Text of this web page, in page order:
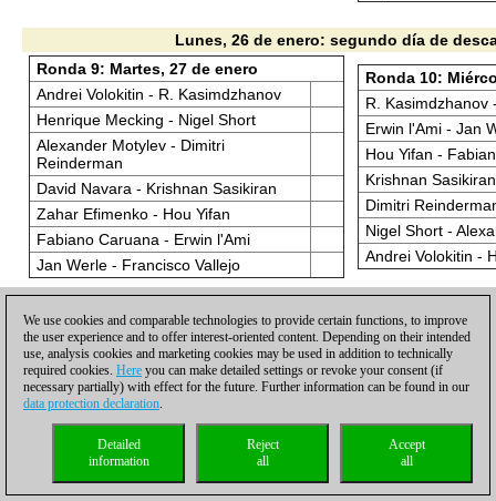
Lunes, 26 de enero: segundo día de
Ronda 9: Martes, 27 de enero
Andrei Volokitin - R. Kasimdzhanov
Henrique Mecking - Nigel Short
Alexander Motylev - Dimitri
Reinderman
David Navara - Krishnan Sasikiran
Zahar Efimenko - Hou Yifan
Fabiano Caruana - Erwin l'Ami
Jan Werle - Francisco Vallejo
Ronda 10:
R. Kasimdzhanov
Erwin l'Ami - Jan
Hou Yifan -
Krishnan
Dimitri
Nigel Short -
Andrei Volokitin -
Viernes, 29 de enero: tercer día de
Ronda 11: Viernes, 30 de enero
Henrique Mecking - R. Kasimdzhanov
Alexander Motylev - Andrei Volokitin
David Navara - Nigel Short
Zahar Efimenko - Dimitri Reinderman
Fabiano Caruana - Krishnan
Ronda 12:
R. Kasimdzhanov
Hou Yifan -
Krishnan
Dimitri
Caruana
Nigel Short -
We use cookies and comparable technologies to provide certain functions, to improve
the user experience and to offer interest-oriented content. Depending on their intended
use, analysis cookies and marketing cookies may be used in addition to technically
required cookies. Here you can make detailed settings or revoke your consent (if
necessary partially) with effect for the future. Further information can be found in our
data protection declaration.
Accept
all
Reject
all
Detailed
information